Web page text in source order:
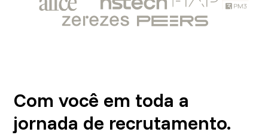
Com você em toda a
jornada de recrutamento.